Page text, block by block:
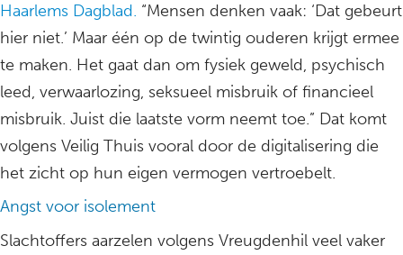
Haarlems Dagblad. “Mensen denken vaak: ‘Dat gebeurt
hier niet.’ Maar één op de twintig ouderen krijgt ermee
te maken. Het gaat dan om fysiek geweld, psychisch
leed, verwaarlozing, seksueel misbruik of financieel
misbruik. Juist die laatste vorm neemt toe.” Dat komt
volgens Veilig Thuis vooral door de digitalisering die
het zicht op hun eigen vermogen vertroebelt.
Angst voor isolement
Slachtoffers aarzelen volgens Vreugdenhil veel vaker